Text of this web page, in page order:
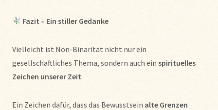
Fazit – Ein stiller Gedanke
Vielleicht ist Non-Binarität nicht nur ein
gesellschaftliches Thema, sondern auch ein spirituelles
Zeichen unserer Zeit.
Ein Zeichen dafür, dass das Bewusstsein alte Grenzen